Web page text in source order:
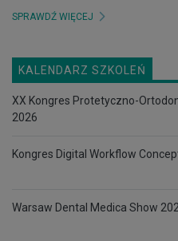
SPRAWDŹ WIĘCEJ
KALENDARZ SZKOLEŃ
XX Kongres Protetyczno-
2026
Kongres Digital Workflow
Warsaw Dental Medica Show